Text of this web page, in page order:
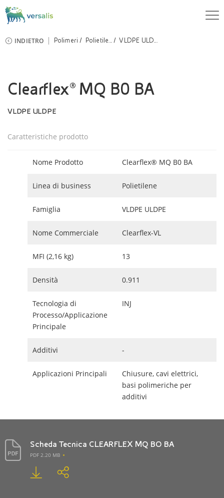
INDIETRO Polimeri Polietile... VLDPE ULD...
Clearflex® MQ B0 BA
VLDPE ULDPE
Caratteristiche prodotto
Nome Prodotto Clearflex® MQ B0 BA
Linea di business Polietilene
Famiglia VLDPE ULDPE
Nome Commerciale Clearflex-VL
MFI (2,16 kg) 13
Densità 0.911
Tecnologia di
Processo/Applicazione
Principale
INJ
Additivi -
Applicazioni Principali
Chiusure, cavi elettrici,
basi polimeriche per
additivi
Scheda Tecnica CLEARFLEX MQ BO BA
PDF 2.20 MB